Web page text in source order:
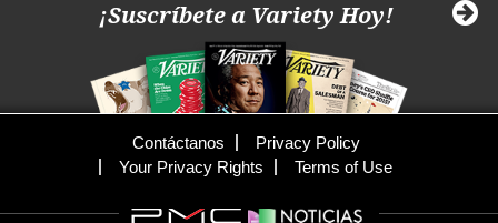
¡Suscríbete a Variety Hoy!
Contáctanos
Privacy Policy
Your Privacy Rights
Terms of Use